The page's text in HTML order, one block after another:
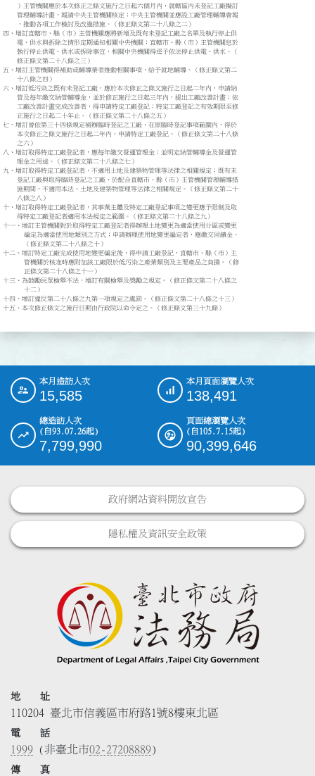
四、增訂直轄市、縣（市）主管機關應將新增及既有未登記工廠之名單及執行停止供
五、增訂主管機關得補助或輔導業者推動相關事項，給予就地輔導。（修正條文第二
六、增訂低污染之既有未登記工廠，應於本次修正之條文施行之日起二年內，申請納
七、增訂曾依第三十四條規定補辦臨時登記之工廠，在原臨時登記事項範圍內，得於
八、增訂取得特定工廠登記者，應每年繳交營運管理金；並明定納管輔導金及營運管
九、增訂取得特定工廠登記者，不適用土地及建築物管理等法律之相關規定；既有未
十、增訂取得特定工廠登記者，其事業主體及特定工廠登記事項之變更應予限制及取
十一、增訂主管機關對於取得特定工廠登記者得辦理土地變更為適當使用分區或變更
十二、增訂特定工廠完成使用地變更編定後，得申請工廠登記，直轄市、縣（市）主
十三、為鼓勵民眾檢舉不法，增訂有關檢舉及獎勵之規定。（修正條文第二十八條之
十四、增訂違反第二十八條之九第一項規定之處罰。（修正條文第二十八條之十三）
十五、本次修正條文之施行日期由行政院以命令定之。（修正條文第三十九條）
::: 本月造訪人次
15,585
本月頁面瀏覽人次
138,491
總造訪人次
(自93.07.26起)
7,799,990
頁面總瀏覽人次
(自105.7.15起)
90,399,646
政府網站資料開放宣告
隱私權及資訊安全政策
地 址
110204 臺北市信義區市府路1號8樓東北區
電 話
1999 (非臺北市02-27208889)
傳 真